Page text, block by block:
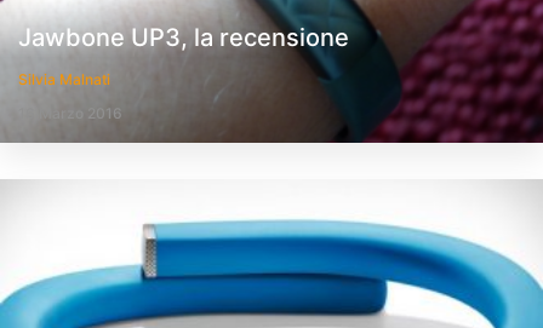
Jawbone UP3, la recensione
Silvia Malnati
16 Marzo 2016